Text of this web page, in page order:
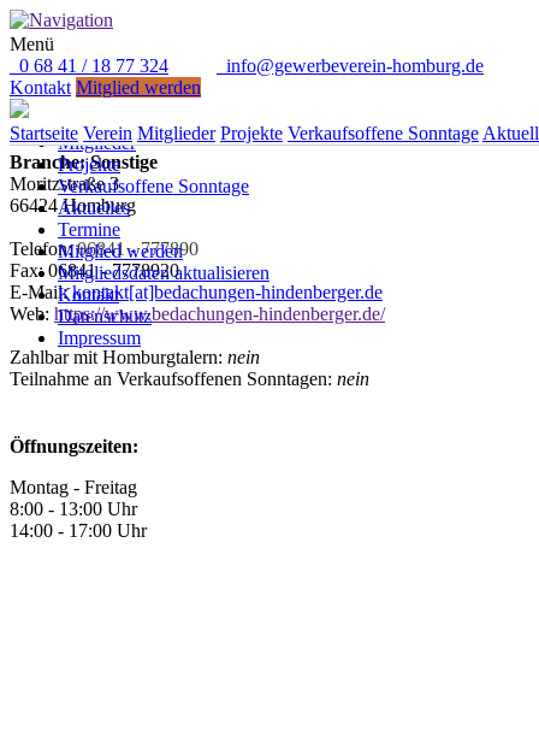
Menü
Direkt anrufen: 0 68 41 / 18 77 324
Startseite
Mitglieder
Projekte
Verkaufsoffene Sonntage
Aktuelles
Termine
Mitglied werden
Mitgliedsdaten aktualisieren
Kontakt
Datenschutz
Impressum
0 68 41 / 18 77 324
info@gewerbeverein-homburg.de
Kontakt Mitglied werden
Startseite Verein Mitglieder Projekte Verkaufsoffene Sonntage
Hindenberger GmbH
Branche: Sonstige
Moritzstraße 3
66424 Homburg
Telefon:06841 - 777890
Fax: 06841 - 7778920
E-Mail:kontakt[at]bedachungen-hindenberger.de
Web: https://www.bedachungen-hindenberger.de/
Zahlbar mit Homburgtalern: nein
Teilnahme an Verkaufsoffenen Sonntagen: nein
Öffnungszeiten:
Montag - Freitag
8:00 - 13:00 Uhr
14:00 - 17:00 Uhr